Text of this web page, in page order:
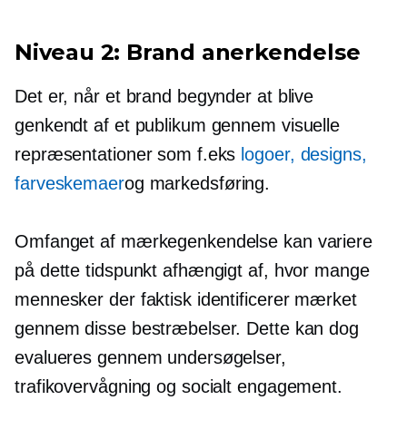
Niveau 2: Brand anerkendelse
Det er, når et brand begynder at blive
genkendt af et publikum gennem visuelle
repræsentationer som f.eks logoer, designs,
farveskemaerog markedsføring.
Omfanget af mærkegenkendelse kan variere
på dette tidspunkt afhængigt af, hvor mange
mennesker der faktisk identificerer mærket
gennem disse bestræbelser. Dette kan dog
evalueres gennem undersøgelser,
trafikovervågning og socialt engagement.